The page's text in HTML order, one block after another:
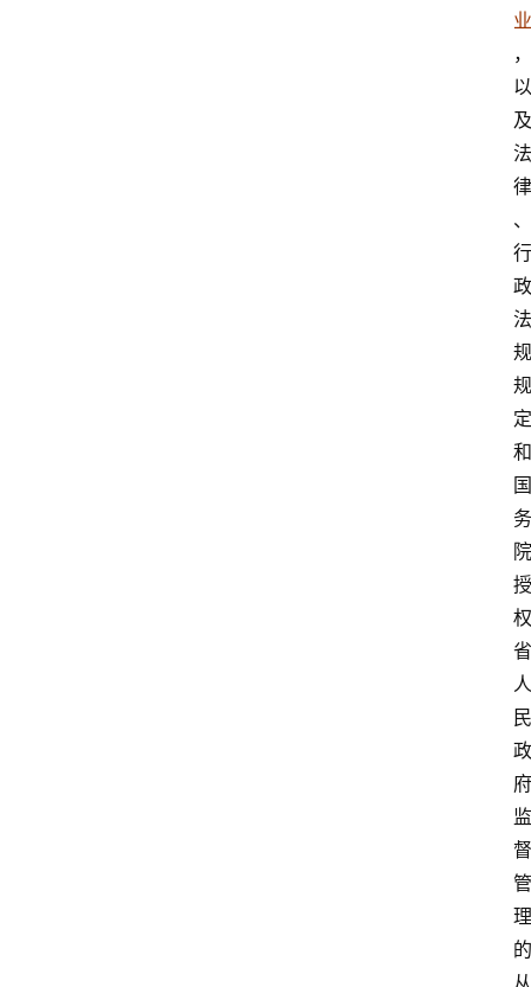
业
，
以
及
法
律
、
行
政
法
规
规
定
和
国
务
院
授
权
省
人
民
政
府
监
督
管
理
的
从